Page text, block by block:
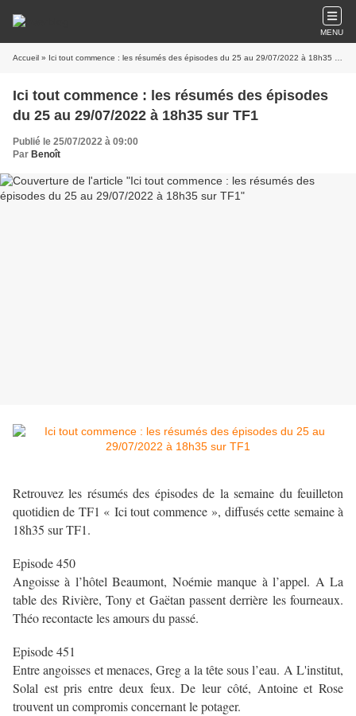
MENU
Accueil » Ici tout commence : les résumés des épisodes du 25 au 29/07/2022 à 18h35 sur TF1
Ici tout commence : les résumés des épisodes
du 25 au 29/07/2022 à 18h35 sur TF1
Publié le 25/07/2022 à 09:00
Par Benoît
Retrouvez les résumés des épisodes de la semaine du feuilleton
quotidien de TF1 « Ici tout commence », diffusés cette semaine à
18h35 sur TF1.
Episode 450
Angoisse à l’hôtel Beaumont, Noémie manque à l’appel. A La
table des Rivière, Tony et Gaëtan passent derrière les fourneaux.
Théo recontacte les amours du passé.
Episode 451
Entre angoisses et menaces, Greg a la tête sous l’eau. A L'institut,
Solal est pris entre deux feux. De leur côté, Antoine et Rose
trouvent un compromis concernant le potager.